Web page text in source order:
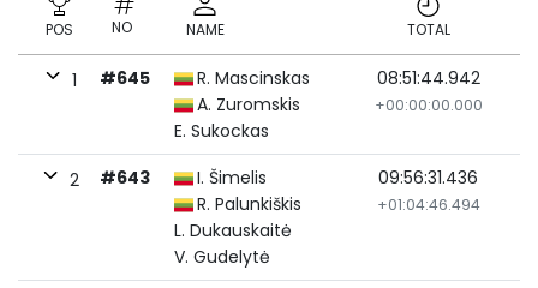
POS NO NAME TOTAL
1 #645
R. Mascinskas
A. Zuromskis
E. Sukockas
08:51:44.942
+00:00:00.000
2 #643
I. Šimelis
R. Palunkiškis
L. Dukauskaitė
V. Gudelytė
09:56:31.436
+01:04:46.494